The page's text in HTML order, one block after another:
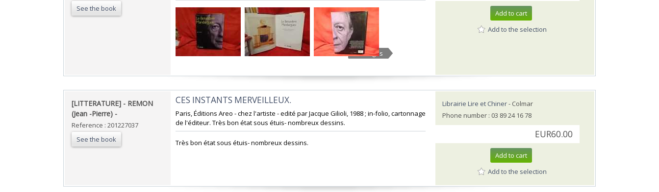
See the book
12 Images
Add to cart
Add to the selection
‎[LITTERATURE] - REMON
(Jean -Pierre) - ‎
Reference : 201227037
See the book
‎CES INSTANTS MERVEILLEUX. ‎
‎Paris, Éditions Areo - chez l'artiste - edité par Jacque Gilioli, 1988 ; in-folio, cartonnage
de l'éditeur. Très bon état sous étuis- nombreux dessins.‎
‎Très bon état sous étuis- nombreux dessins.‎
Librairie Lire et Chiner- Colmar
Phone number : 03 89 24 16 78
EUR60.00
Add to cart
Add to the selection